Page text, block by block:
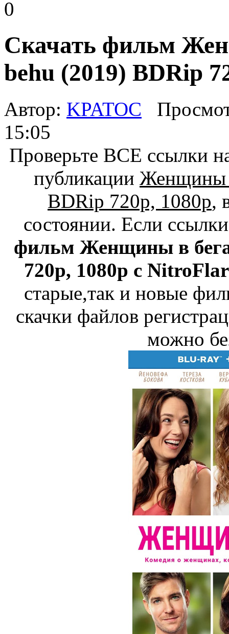
0
Скачать фильм
behu (2019) BDRip
Автор: KPATOC
15:05
Проверьте ВСЕ ссылки
публикации Женщины
BDRip 720p, 1080p,
состоянии. Если
фильм Женщины в
720p, 1080p с
старые,так и новые
скачки файлов
можно